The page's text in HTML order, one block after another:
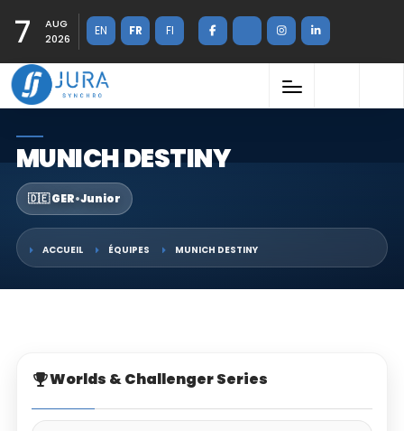
7
AUG
2026
EN FR FI
MUNICH DESTINY
🇩🇪 GER•Junior
ACCUEIL ÉQUIPES MUNICH DESTINY
Worlds & Challenger Series